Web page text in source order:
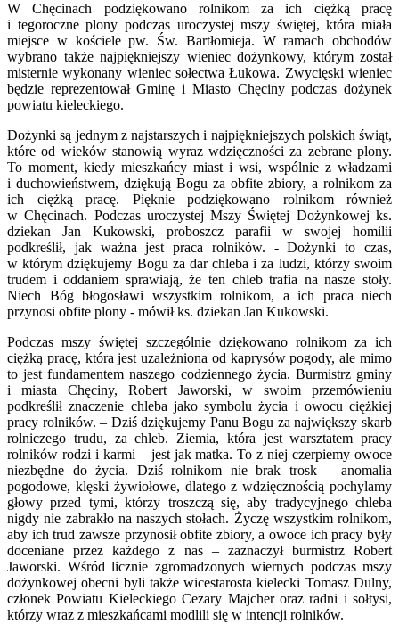
W Chęcinach podziękowano rolnikom za ich ciężką pracę
i tegoroczne plony podczas uroczystej mszy świętej, która miała
miejsce w kościele pw. Św. Bartłomieja. W ramach obchodów
wybrano także najpiękniejszy wieniec dożynkowy, którym został
misternie wykonany wieniec sołectwa Łukowa. Zwycięski wieniec
będzie reprezentował Gminę i Miasto Chęciny podczas dożynek
powiatu kieleckiego.
Dożynki są jednym z najstarszych i najpiękniejszych polskich świąt,
które od wieków stanowią wyraz wdzięczności za zebrane plony.
To moment, kiedy mieszkańcy miast i wsi, wspólnie z władzami
i duchowieństwem, dziękują Bogu za obfite zbiory, a rolnikom za
ich ciężką pracę. Pięknie podziękowano rolnikom również
w Chęcinach. Podczas uroczystej Mszy Świętej Dożynkowej ks.
dziekan Jan Kukowski, proboszcz parafii w swojej homilii
podkreślił, jak ważna jest praca rolników. - Dożynki to czas,
w którym dziękujemy Bogu za dar chleba i za ludzi, którzy swoim
trudem i oddaniem sprawiają, że ten chleb trafia na nasze stoły.
Niech Bóg błogosławi wszystkim rolnikom, a ich praca niech
przynosi obfite plony - mówił ks. dziekan Jan Kukowski.
Podczas mszy świętej szczególnie dziękowano rolnikom za ich
ciężką pracę, która jest uzależniona od kaprysów pogody, ale mimo
to jest fundamentem naszego codziennego życia. Burmistrz gminy
i miasta Chęciny, Robert Jaworski, w swoim przemówieniu
podkreślił znaczenie chleba jako symbolu życia i owocu ciężkiej
pracy rolników. – Dziś dziękujemy Panu Bogu za największy skarb
rolniczego trudu, za chleb. Ziemia, która jest warsztatem pracy
rolników rodzi i karmi – jest jak matka. To z niej czerpiemy owoce
niezbędne do życia. Dziś rolnikom nie brak trosk – anomalia
pogodowe, klęski żywiołowe, dlatego z wdzięcznością pochylamy
głowy przed tymi, którzy troszczą się, aby tradycyjnego chleba
nigdy nie zabrakło na naszych stołach. Życzę wszystkim rolnikom,
aby ich trud zawsze przynosił obfite zbiory, a owoce ich pracy były
doceniane przez każdego z nas – zaznaczył burmistrz Robert
Jaworski. Wśród licznie zgromadzonych wiernych podczas mszy
dożynkowej obecni byli także wicestarosta kielecki Tomasz Dulny,
członek Powiatu Kieleckiego Cezary Majcher oraz radni i sołtysi,
którzy wraz z mieszkańcami modlili się w intencji rolników.